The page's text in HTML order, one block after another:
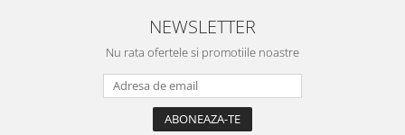
NEWSLETTER
Nu rata ofertele si promotiile noastre